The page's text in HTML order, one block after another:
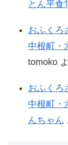
とん平食
おふくろ
中根町・
tomoko
おふくろ
中根町・
んちゃん